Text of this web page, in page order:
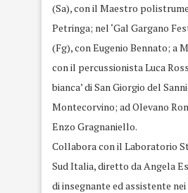
(Sa), con il Maestro
Petringa; nel ‘Gal Gargano
(Fg), con Eugenio Bennato; a
con il percussionista Luca
bianca’ di San Giorgio del
Montecorvino; ad Olevano
Enzo Gragnaniello.
Collabora con il Laboratorio
Sud Italia, diretto da Angela
di insegnante ed assistente